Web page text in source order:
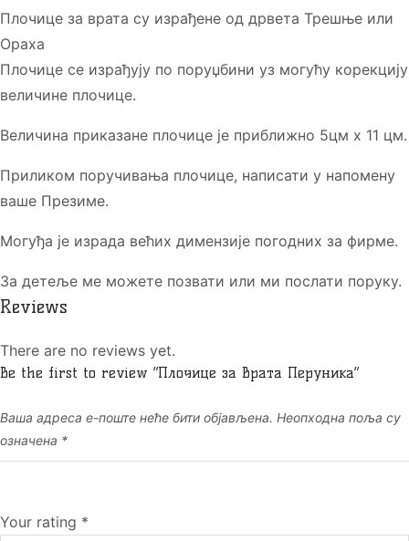
Плочице за врата су израђене од дрвета Трешње или
Ораха
Плочице се израђују по поруџбини уз могућу корекцију
величине плочице.
Величина приказане плочице је приближно 5цм х 11 цм.
Приликом поручивања плочице, написати у напомену
ваше Презиме.
Могуђа је израда већих димензије погодних за фирме.
За детеље ме можете позвати или ми послати поруку.
Reviews
There are no reviews yet.
Be the first to review “Плочице за врата Перуника”
Ваша адреса е-поште неће бити објављена. Неопходна поља су
означена *
Your rating *